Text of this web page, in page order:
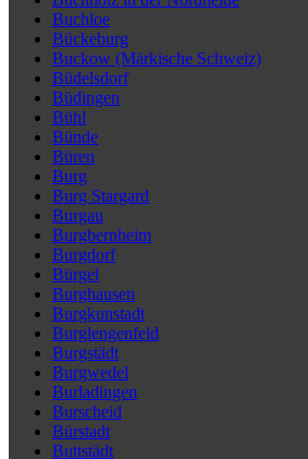
Buchloe
Bückeburg
Buckow (Märkische Schweiz)
Büdelsdorf
Büdingen
Bühl
Bünde
Büren
Burg
Burg Stargard
Burgau
Burgbernheim
Burgdorf
Bürgel
Burghausen
Burgkunstadt
Burglengenfeld
Burgstädt
Burgwedel
Burladingen
Burscheid
Bürstadt
Buttstädt